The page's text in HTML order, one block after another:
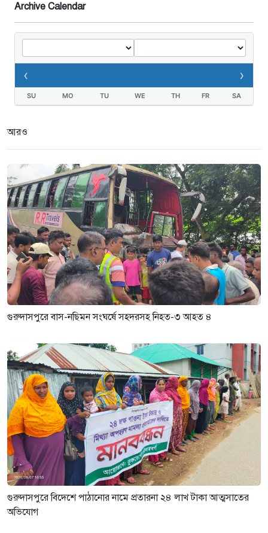
তথ্যবিভ্রাট সংবাদের প্রতিবাদে
Archive Calendar
‹ ›
SU MO TU WE TH FR SA
আরও
গুরুদাসপুরে বাস-নছিমন সংঘর্ষে সহদরসহ নিহত-৩ আহত ৪
গুরুদাসপুরে বিদেশে পাঠানোর নামে প্রতারনা ২৪ লাখ টাকা আত্মসাতের
অভিযোগ